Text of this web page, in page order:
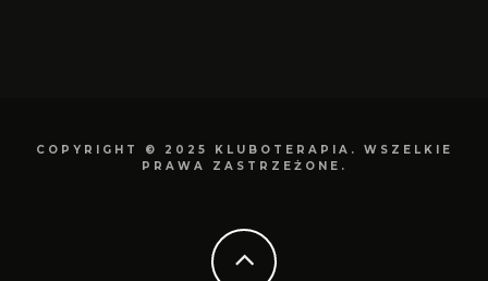
COPYRIGHT © 2025 KLUBOTERAPIA. WSZELKIE
PRAWA ZASTRZEŻONE.